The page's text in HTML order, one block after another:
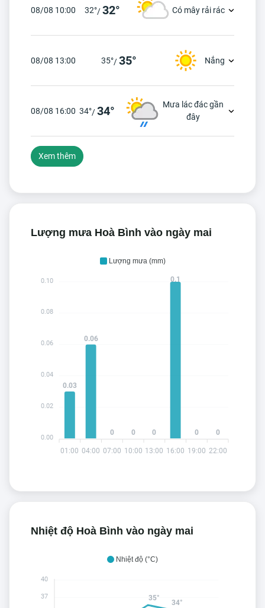
08/08 10:00 32°/32° Có mây rải rác
08/08 13:00 35°/35° Nắng
08/08 16:00 34°/34°
Mưa lác đác gần
đây
Xem thêm
Lượng mưa Hoà Bình vào ngày mai
Lượng mưa (mm)
01:00 04:00 07:00 10:00 13:00 16:00 19:00 22:00
0.03
0.06
0 0 0
0.1
0 0
0.10
0.08
0.06
0.04
0.02
0.00
Nhiệt độ Hoà Bình vào ngày mai
Nhiệt độ (°C)
35°
34°
40
37